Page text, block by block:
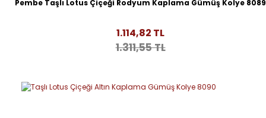
Pembe Taşlı Lotus Çiçeği Rodyum Kaplama Gümüş Kolye 8089
1.114,82 TL
1.311,55 TL